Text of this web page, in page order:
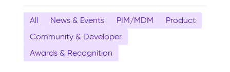
All News & Events PIM/MDM
Product
Community & Developer
Awards & Recognition